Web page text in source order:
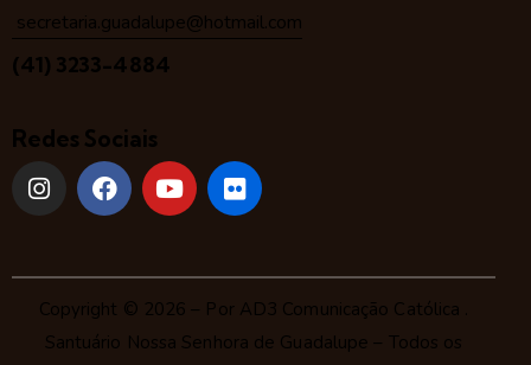
secretaria.guadalupe@hotmail.com
(41) 3233-4884
Redes Sociais
Copyright © 2026 – Por AD3 Comunicação Católica .
Santuário Nossa Senhora de Guadalupe – Todos os